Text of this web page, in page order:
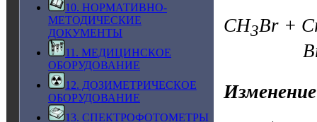
10. НОРМАТИВНО-
МЕТОДИЧЕСКИЕ
ДОКУМЕНТЫ
11. МЕДИЦИНСКОЕ
ОБОРУДОВАНИЕ
12. ДОЗИМЕТРИЧЕСКОЕ
ОБОРУДОВАНИЕ
13. СПЕКТРОФОТОМЕТРЫ
CH3Br +